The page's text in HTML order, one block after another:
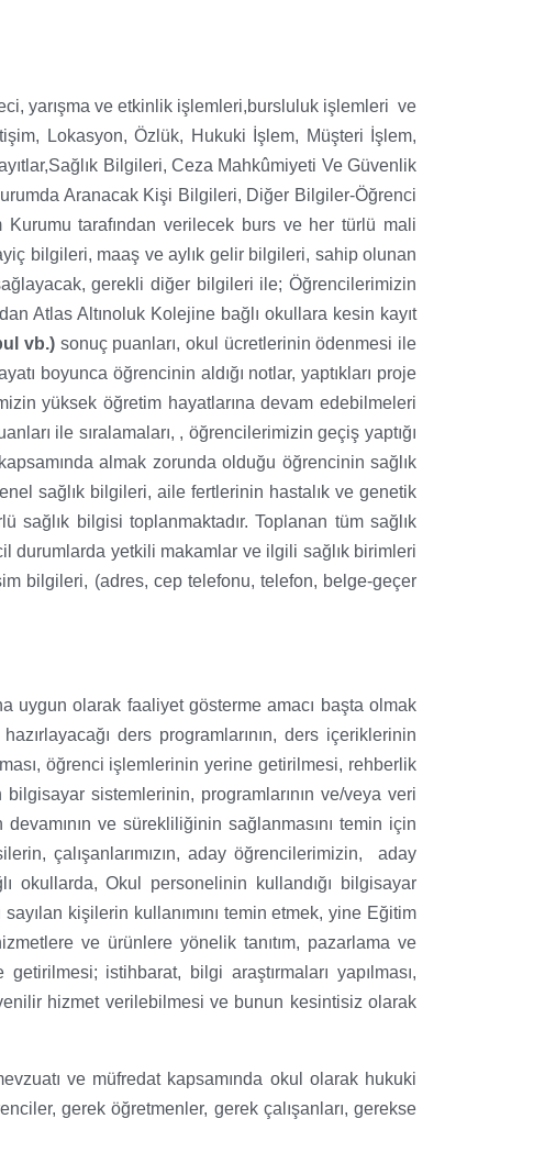
yarışma ve etkinlik işlemleri,bursluluk işlemleri ve
Lokasyon, Özlük, Hukuki İşlem, Müşteri İşlem,
Bilgileri, Ceza Mahkûmiyeti Ve Güvenlik
Aranacak Kişi Bilgileri, Diğer Bilgiler-Öğrenci
tarafından verilecek burs ve her türlü mali
bilgileri, maaş ve aylık gelir bilgileri, sahip olunan
gerekli diğer bilgileri ile; Öğrencilerimizin
Atlas Altınoluk Kolejine bağlı okullara kesin kayıt
vb.) sonuç puanları, okul ücretlerinin ödenmesi ile
boyunca öğrencinin aldığı notlar, yaptıkları proje
yüksek öğretim hayatlarına devam edebilmeleri
ile sıralamaları, , öğrencilerimizin geçiş yaptığı
almak zorunda olduğu öğrencinin sağlık
sağlık bilgileri, aile fertlerinin hastalık ve genetik
sağlık bilgisi toplanmaktadır. Toplanan tüm sağlık
durumlarda yetkili makamlar ve ilgili sağlık birimleri
bilgileri, (adres, cep telefonu, telefon, belge-geçer
uygun olarak faaliyet gösterme amacı başta olmak
ders programlarının, ders içeriklerinin
öğrenci işlemlerinin yerine getirilmesi, rehberlik
sistemlerinin, programlarının ve/veya veri
ve sürekliliğinin sağlanmasını temin için
çalışanlarımızın, aday öğrencilerimizin, aday
okullarda, Okul personelinin kullandığı bilgisayar
kişilerin kullanımını temin etmek, yine Eğitim
ve ürünlere yönelik tanıtım, pazarlama ve
istihbarat, bilgi araştırmaları yapılması,
hizmet verilebilmesi ve bunun kesintisiz olarak
ve müfredat kapsamında okul olarak hukuki
gerek öğretmenler, gerek çalışanları, gerekse